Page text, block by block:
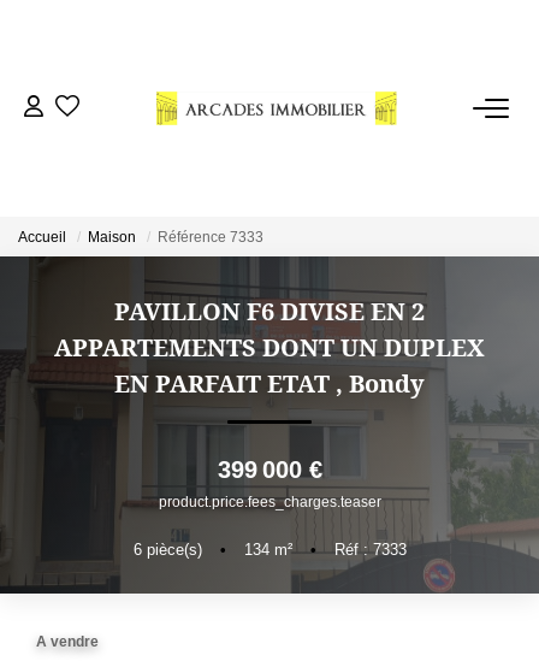
VENTES
NOTRE AGENCE
CONTACT
Accueil Maison Référence 7333
PAVILLON F6 DIVISE EN 2
APPARTEMENTS DONT UN DUPLEX
EN PARFAIT ETAT , Bondy
399 000 €
product.price.fees_charges.teaser
6pièce(s) • 134m² • Réf : 7333
A vendre